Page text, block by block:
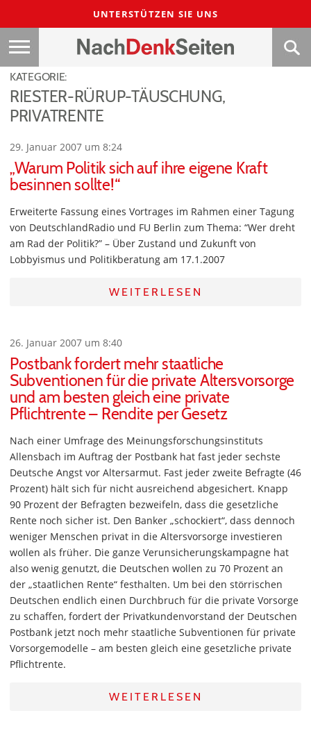
UNTERSTÜTZEN SIE UNS
KATEGORIE:
RIESTER-RÜRUP-TÄUSCHUNG,
PRIVATRENTE
29. Januar 2007 um 8:24
„Warum Politik sich auf ihre eigene Kraft
besinnen sollte!“
Erweiterte Fassung eines Vortrages im Rahmen einer Tagung
von DeutschlandRadio und FU Berlin zum Thema: “Wer dreht
am Rad der Politik?” – Über Zustand und Zukunft von
Lobbyismus und Politikberatung am 17.1.2007
WEITERLESEN
26. Januar 2007 um 8:40
Postbank fordert mehr staatliche
Subventionen für die private Altersvorsorge
und am besten gleich eine private
Pflichtrente – Rendite per Gesetz
Nach einer Umfrage des Meinungsforschungsinstituts
Allensbach im Auftrag der Postbank hat fast jeder sechste
Deutsche Angst vor Altersarmut. Fast jeder zweite Befragte (46
Prozent) hält sich für nicht ausreichend abgesichert. Knapp
90 Prozent der Befragten bezweifeln, dass die gesetzliche
Rente noch sicher ist. Den Banker „schockiert“, dass dennoch
weniger Menschen privat in die Altersvorsorge investieren
wollen als früher. Die ganze Verunsicherungskampagne hat
also wenig genutzt, die Deutschen wollen zu 70 Prozent an
der „staatlichen Rente“ festhalten. Um bei den störrischen
Deutschen endlich einen Durchbruch für die private Vorsorge
zu schaffen, fordert der Privatkundenvorstand der Deutschen
Postbank jetzt noch mehr staatliche Subventionen für private
Vorsorgemodelle – am besten gleich eine gesetzliche private
Pflichtrente.
WEITERLESEN